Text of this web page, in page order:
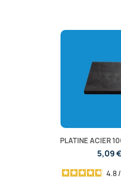
PLATINE ACIER
5,09 €
4.8 /